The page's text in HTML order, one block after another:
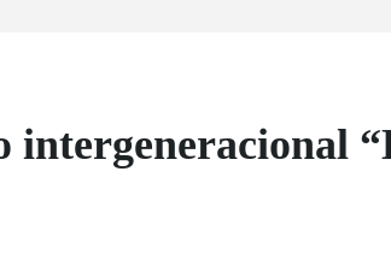
intergeneracional